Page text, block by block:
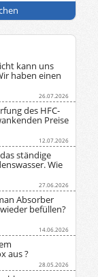
kann uns
haben einen
26.07.2026
des HFC-
Preise
12.07.2026
ständige
Wie
27.06.2026
Absorber
befüllen?
14.06.2026
aus ?
28.05.2026